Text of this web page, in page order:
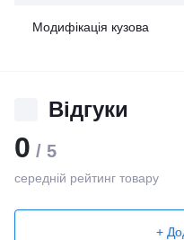
Модифікація кузова
Відгуки
0 / 5
середній рейтинг товару
+